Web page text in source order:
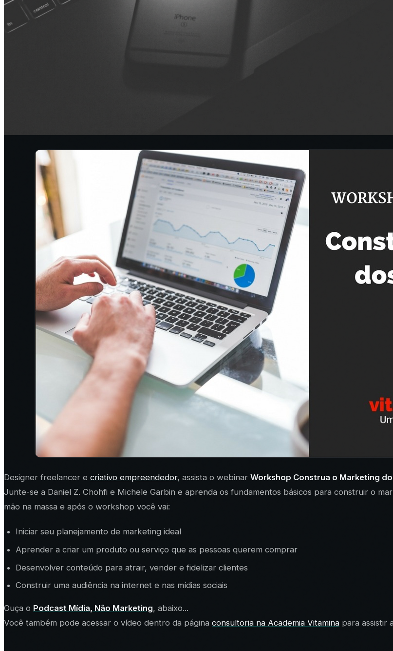
Designer freelancer e criativo empreendedor, assista o webinar Workshop Construa o Marketing
Junte-se a Daniel Z. Chohfi e Michele Garbin e aprenda os fundamentos básicos para construir o
mão na massa e após o workshop você vai:
Iniciar seu planejamento de marketing ideal
Aprender a criar um produto ou serviço que as pessoas querem comprar
Desenvolver conteúdo para atrair, vender e fidelizar clientes
Construir uma audiência na internet e nas mídias sociais
Ouça o Podcast Mídia, Não Marketing, abaixo...
Você também pode acessar o vídeo dentro da página consultoria na Academia Vitamina para assistir